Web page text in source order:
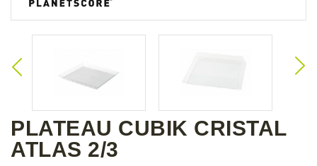
PLATEAU CUBIK CRISTAL
ATLAS 2/3